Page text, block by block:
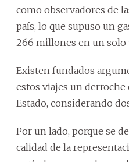
como observadores de
país, lo que supuso un
266 millones en un solo
Existen fundados
estos viajes un derroche
Estado, considerando
Por un lado, porque se
calidad de la